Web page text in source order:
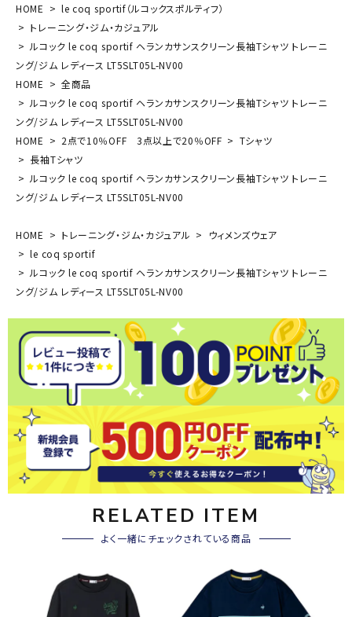
HOME
le coq sportif（ルコックスポルティフ）
トレーニング・ジム・カジュアル
ルコック le coq sportif ヘランカサンスクリーン長袖Tシャツ トレーニ
ング/ジム レディース LT5SLT05L-NV00
HOME
全商品
ルコック le coq sportif ヘランカサンスクリーン長袖Tシャツ トレーニ
ング/ジム レディース LT5SLT05L-NV00
HOME
2点で10％OFF 3点以上で20％OFF
Tシャツ
長袖Tシャツ
ルコック le coq sportif ヘランカサンスクリーン長袖Tシャツ トレーニ
ング/ジム レディース LT5SLT05L-NV00
HOME トレーニング・ジム・カジュアル
ウィメンズウェア
le coq sportif
ルコック le coq sportif ヘランカサンスクリーン長袖Tシャツ トレーニ
ング/ジム レディース LT5SLT05L-NV00
RELATED ITEM
よく一緒にチェックされている商品